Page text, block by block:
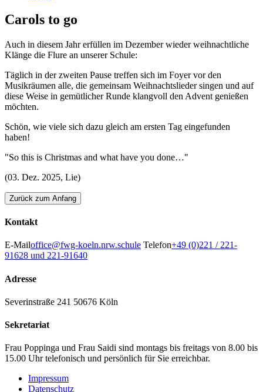
Carols to go
Auch in diesem Jahr erfüllen im Dezember wieder weihnachtliche
Klänge die Flure an unserer Schule:
Täglich in der zweiten Pause treffen sich im Foyer vor den
Musikräumen alle, die gemeinsam Weihnachtslieder singen und auf
diese Weise in gemütlicher Runde klangvoll den Advent genießen
möchten.
Schön, wie viele sich dazu gleich am ersten Tag eingefunden
haben!
"So this is Christmas and what have you done…"
(03. Dez. 2025, Lie)
Zurück zum Anfang
Kontakt
E-Mailoffice@fwg-koeln.nrw.schule Telefon+49 (0)221 / 221-
91628 und 221-91640
Adresse
Severinstraße 241 50676 Köln
Sekretariat
Frau Poppinga und Frau Saidi sind montags bis freitags von 8.00 bis
15.00 Uhr telefonisch und persönlich für Sie erreichbar.
Impressum
Datenschutz